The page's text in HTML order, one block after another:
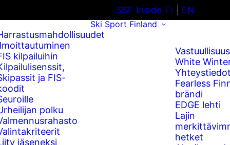
SSF Inside FI EN
kilpailuihin
ja FIS-
polku
jäseneksi
Ski Sport Finland
Vastuullisuus
White
Fearless
brändi
EDGE lehti
Lajin
hetket